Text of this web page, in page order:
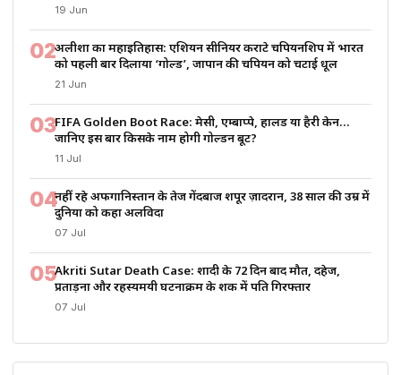
19 Jun
02अलीशा का महाइतिहास: एशियन सीनियर कराटे चैंपियनशिप में भारत
को पहली बार दिलाया ‘गोल्ड’, जापान की चैंपियन को चटाई धूल
21 Jun
03FIFA Golden Boot Race: मेसी, एम्बाप्पे, हालैंड या हैरी केन…
जानिए इस बार किसके नाम होगी गोल्डन बूट?
11 Jul
04नहीं रहे अफगानिस्तान के तेज गेंदबाज शपूर ज़ादरान, 38 साल की उम्र में
दुनिया को कहा अलविदा
07 Jul
05Akriti Sutar Death Case: शादी के 72 दिन बाद मौत, दहेज,
प्रताड़ना और रहस्यमयी घटनाक्रम के शक में पति गिरफ्तार
07 Jul